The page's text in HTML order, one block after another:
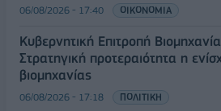
06/08/2026 - 17:40 ΟΙΚΟΝΟΜΙΑ
Κυβερνητική Επιτροπή
Στρατηγική προτεραιότητα η
βιομηχανίας
06/08/2026 - 17:18 ΠΟΛΙΤΙΚΗ